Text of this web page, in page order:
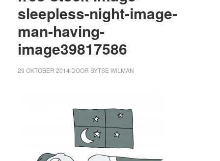
sleepless-night-image-
man-having-
image39817586
29 OKTOBER 2014 DOOR SYTSE WILMAN